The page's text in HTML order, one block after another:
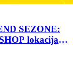
SEZONE:
lokacija